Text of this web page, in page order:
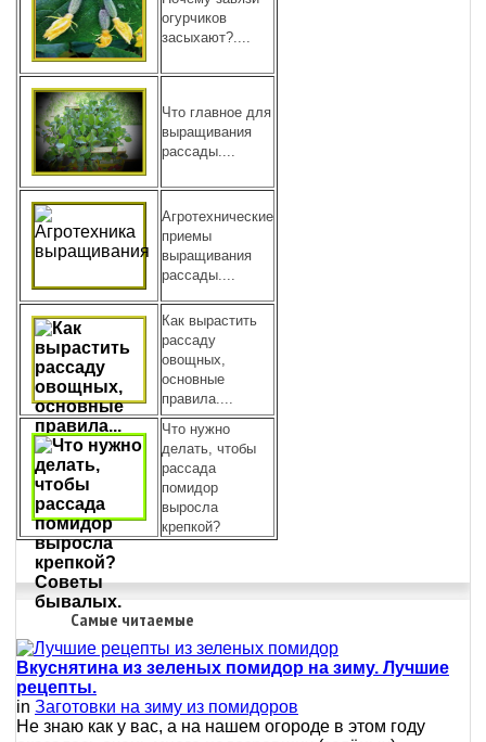
огурчиков
засыхают?....
Что главное для
выращивания
рассады....
Агротехнические
приемы
выращивания
рассады....
Как вырастить
рассаду
овощных,
основные
правила....
Что нужно
делать, чтобы
рассада
помидор
выросла
крепкой?
Самые читаемые
Вкуснятина из зеленых помидор на зиму. Лучшие
рецепты.
in Заготовки на зиму из помидоров
Не знаю как у вас, а на нашем огороде в этом году